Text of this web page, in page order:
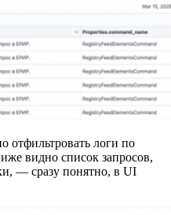
отфильтровать логи по
видно список запросов,
— сразу понятно, в UI